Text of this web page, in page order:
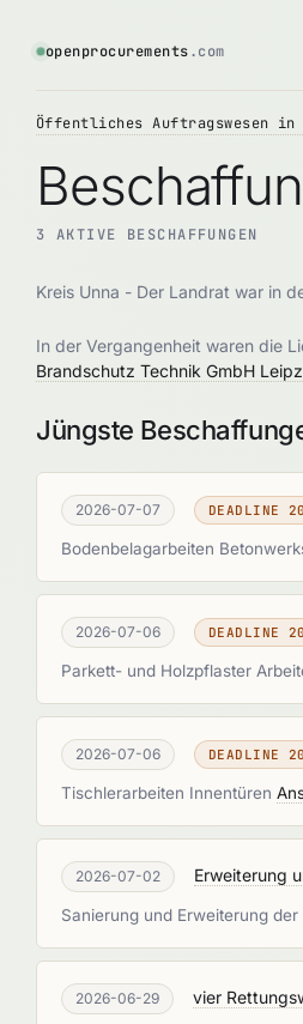
openprocurements.com
Öffentliches Auftragswesen in
3 AKTIVE BESCHAFFUNGEN
Kreis Unna - Der Landrat war in
In der Vergangenheit waren die
Brandschutz Technik GmbH
Jüngste
2026-07-07 DEADLINE
Bodenbelagarbeiten
2026-07-06 DEADLINE
Parkett- und Holzpflaster
2026-07-06 DEADLINE
Tischlerarbeiten Innentüren
2026-07-02 Erweiterung
Sanierung und Erweiterung
2026-06-29 vier